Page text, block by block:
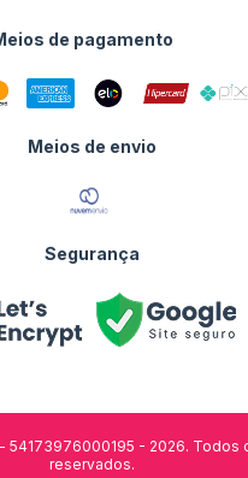
de pagamento
Meios de envio
Segurança
54173976000195 - 2026. Todos
reservados.